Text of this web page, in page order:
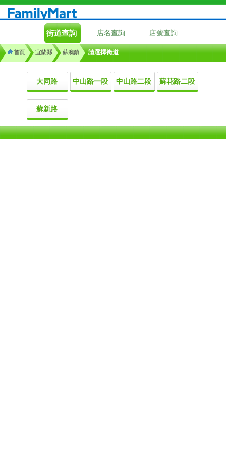
街道查詢 店名查詢 店號查詢
首頁 宜蘭縣 蘇澳鎮 請選擇街道
大同路 中山路一段 中山路二段 蘇花路二段
蘇新路